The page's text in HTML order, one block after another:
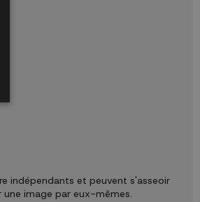
indépendants et peuvent s'asseoir
image par eux-mêmes.